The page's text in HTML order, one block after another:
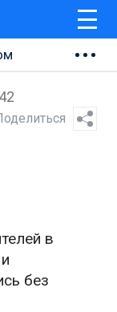
в
без